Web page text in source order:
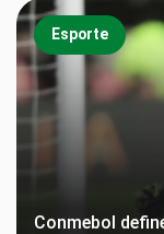
Esporte
Conmebol